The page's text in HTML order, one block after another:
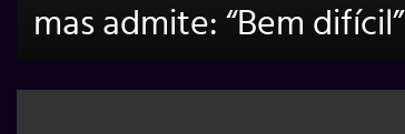
mas admite: “Bem difícil”